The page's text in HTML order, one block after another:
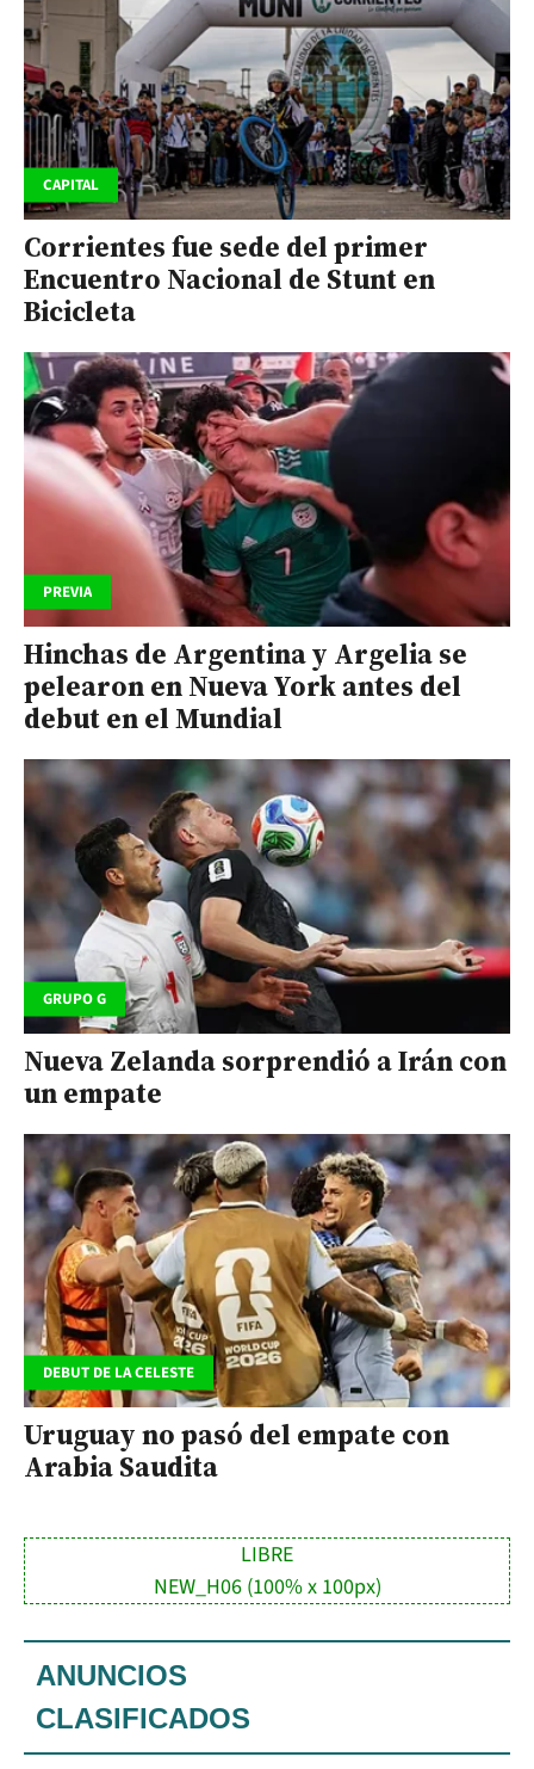
CAPITAL
Corrientes fue sede del primer
Encuentro Nacional de Stunt en
Bicicleta
PREVIA
Hinchas de Argentina y Argelia se
pelearon en Nueva York antes del
debut en el Mundial
GRUPO G
Nueva Zelanda sorprendió a Irán con
un empate
DEBUT DE LA CELESTE
Uruguay no pasó del empate con
Arabia Saudita
LIBRE
NEW_H06 (100% x 100px)
ANUNCIOS
CLASIFICADOS